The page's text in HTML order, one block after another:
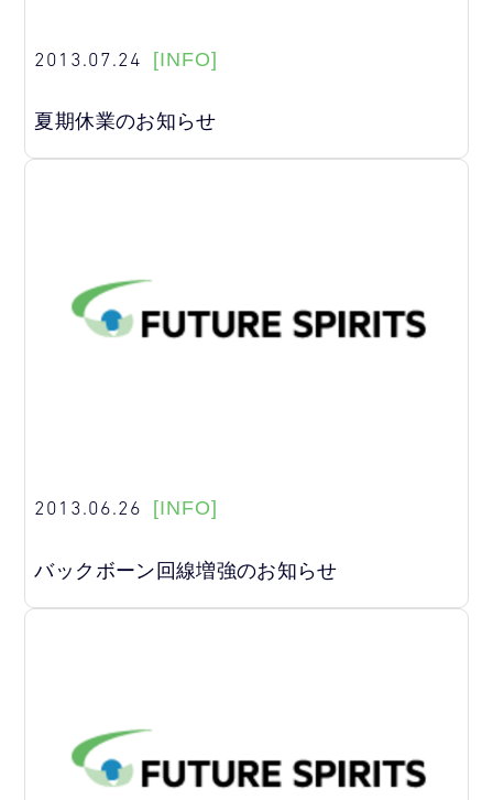
2013.07.24 [INFO]
夏期休業のお知らせ
2013.06.26 [INFO]
バックボーン回線増強のお知らせ